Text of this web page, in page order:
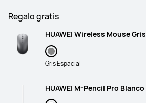
Regalo gratis
HUAWEI Wireless Mouse Gris
Gris Espacial
HUAWEI M-Pencil Pro Blanco